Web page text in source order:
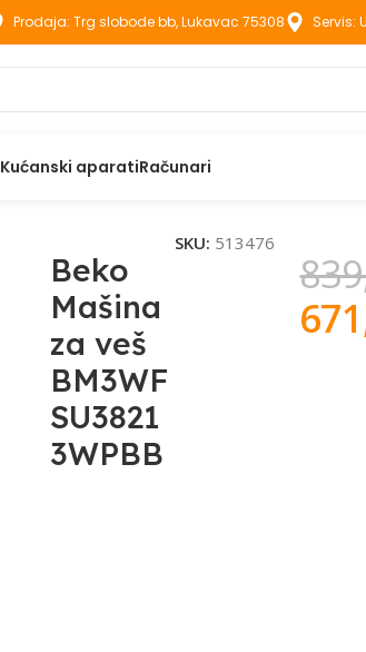
Prodaja: Trg slobode bb, Lukavac 75308 Servis:
Kućanski aparatiRačunari
Beko
Mašina
za veš
BM3WF
SU3821
3WPBB
SKU: 513476